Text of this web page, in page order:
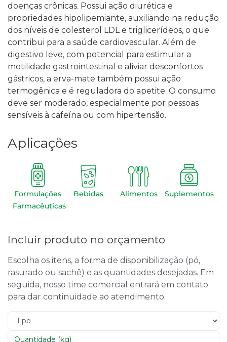
doenças crônicas. Possui ação diurética e
propriedades hipolipemiante, auxiliando na redução
dos níveis de colesterol LDL e triglicerídeos, o que
contribui para a saúde cardiovascular. Além de
digestivo leve, com potencial para estimular a
motilidade gastrointestinal e aliviar desconfortos
gástricos, a erva-mate também possui ação
termogênica e é reguladora do apetite. O consumo
deve ser moderado, especialmente por pessoas
sensíveis à cafeína ou com hipertensão.
Aplicações
Formulações
Farmacêuticas
Bebidas Alimentos Suplementos
Incluir produto no orçamento
Escolha os itens, a forma de disponibilização (pó,
rasurado ou sachê) e as quantidades desejadas. Em
seguida, nosso time comercial entrará em contato
para dar continuidade ao atendimento.